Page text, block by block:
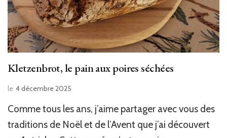
Kletzenbrot, le pain aux poires séchées
le 4 décembre 2025
Comme tous les ans, j’aime partager avec vous des
traditions de Noël et de l’Avent que j’ai découvert